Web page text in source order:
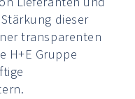
dieser
transparenten
H+E Gruppe